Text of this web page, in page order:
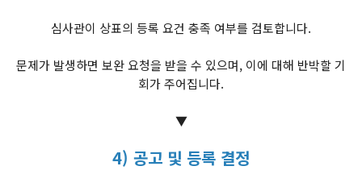
심사관이 상표의 등록 요건 충족 여부를 검토합니다.
문제가 발생하면 보완 요청을 받을 수 있으며, 이에 대해 반박할 기
회가 주어집니다.
▼
4) 공고 및 등록 결정